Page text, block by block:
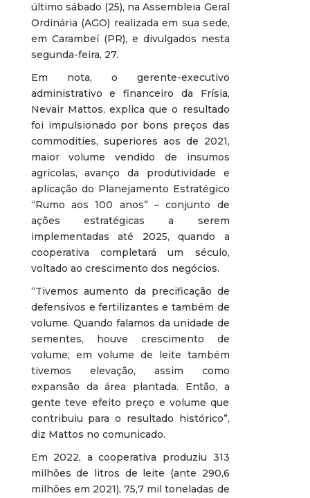
último sábado (25), na Assembleia Geral
Ordinária (AGO) realizada em sua sede,
em Carambeí (PR), e divulgados nesta
segunda-feira, 27.
Em nota, o gerente-executivo
administrativo e financeiro da Frísia,
Nevair Mattos, explica que o resultado
foi impulsionado por bons preços das
commodities, superiores aos de 2021,
maior volume vendido de insumos
agrícolas, avanço da produtividade e
aplicação do Planejamento Estratégico
“Rumo aos 100 anos” – conjunto de
ações estratégicas a serem
implementadas até 2025, quando a
cooperativa completará um século,
voltado ao crescimento dos negócios.
“Tivemos aumento da precificação de
defensivos e fertilizantes e também de
volume. Quando falamos da unidade de
sementes, houve crescimento de
volume; em volume de leite também
tivemos elevação, assim como
expansão da área plantada. Então, a
gente teve efeito preço e volume que
contribuiu para o resultado histórico”,
diz Mattos no comunicado.
Em 2022, a cooperativa produziu 313
milhões de litros de leite (ante 290,6
milhões em 2021), 75,7 mil toneladas de